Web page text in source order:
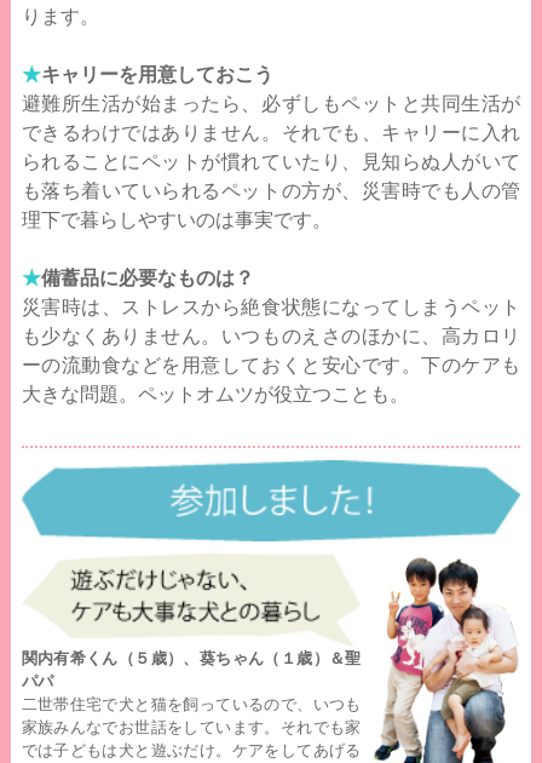
ります。
★キャリーを用意しておこう
避難所生活が始まったら、必ずしもペットと共同生活が
できるわけではありません。それでも、キャリーに入れ
られることにペットが慣れていたり、見知らぬ人がいて
も落ち着いていられるペットの方が、災害時でも人の管
理下で暮らしやすいのは事実です。
★備蓄品に必要なものは？
災害時は、ストレスから絶食状態になってしまうペット
も少なくありません。いつものえさのほかに、高カロリ
ーの流動食などを用意しておくと安心です。下のケアも
大きな問題。ペットオムツが役立つことも。
関内有希くん（５歳）、葵ちゃん（１歳）＆聖
パパ
二世帯住宅で犬と猫を飼っているので、いつも
家族みんなでお世話をしています。それでも家
では子どもは犬と遊ぶだけ。ケアをしてあげる